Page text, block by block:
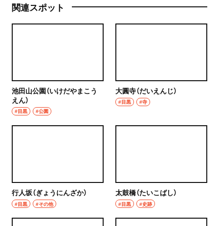
関連スポット
池田山公園（いけだやまこう
えん）
#目黒 #公園
大圓寺（だいえんじ）
#目黒 #寺
行人坂（ぎょうにんざか）
#目黒 #その他
太鼓橋（たいこばし）
#目黒 #史跡